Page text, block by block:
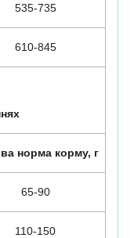
535-735
610-845
норма корму, г
65-90
110-150